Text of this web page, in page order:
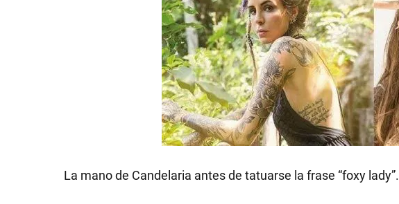
La mano de Candelaria antes de tatuarse la frase “foxy lady”.
POLÍTICA
ACTUALIDAD